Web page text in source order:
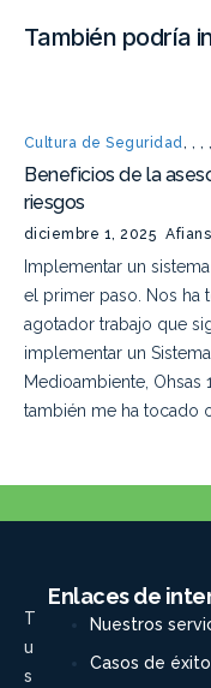
También podría
Cultura de Seguridad, , ,
Beneficios de la
riesgos
diciembre 1, 2025
Implementar un
el primer paso. Nos ha
agotador trabajo que
implementar un
Medioambiente, Ohsas
también me ha tocado
T
u
s
Enlaces de
Nuestros
Casos de éxito